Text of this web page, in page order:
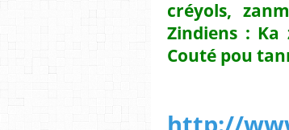
créyols,
Zindiens :
Couté pou